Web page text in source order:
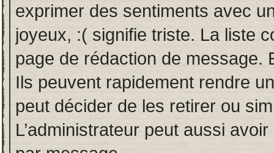
exprimer des sentiments avec
joyeux, :( signifie triste. La liste
page de rédaction de message.
Ils peuvent rapidement rendre
peut décider de les retirer ou
L’administrateur peut aussi